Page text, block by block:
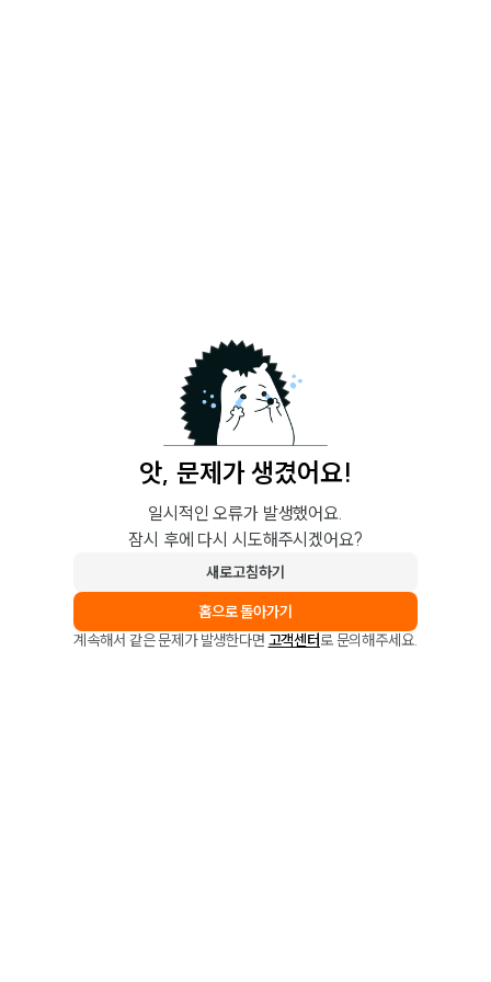
앗, 문제가 생겼어요!
일시적인 오류가 발생했어요.
잠시 후에 다시 시도해주시겠어요?
새로고침하기
홈으로 돌아가기
계속해서 같은 문제가 발생한다면 고객센터로 문의해주세요.